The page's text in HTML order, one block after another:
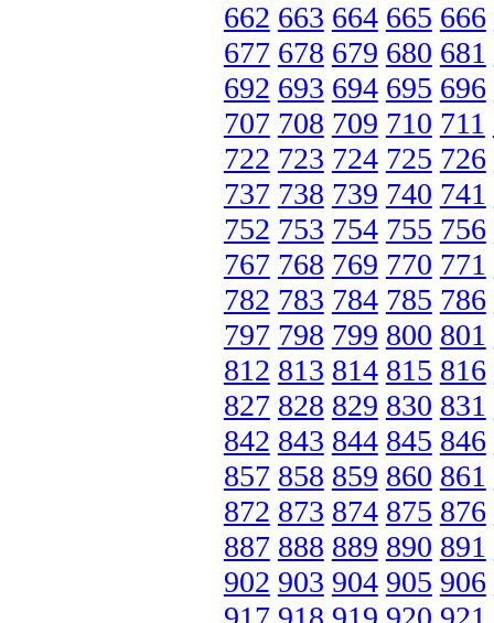
662 663 664 665 666
677 678 679 680 681
692 693 694 695 696
707 708 709 710 711
722 723 724 725 726
737 738 739 740 741
752 753 754 755 756
767 768 769 770 771
782 783 784 785 786
797 798 799 800 801
812 813 814 815 816
827 828 829 830 831
842 843 844 845 846
857 858 859 860 861
872 873 874 875 876
887 888 889 890 891
902 903 904 905 906